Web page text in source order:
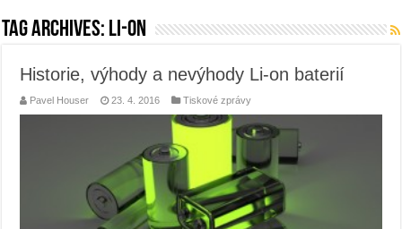
Tag Archives: li-on
Historie, výhody a nevýhody Li-on baterií
Pavel Houser 23. 4. 2016 Tiskové zprávy